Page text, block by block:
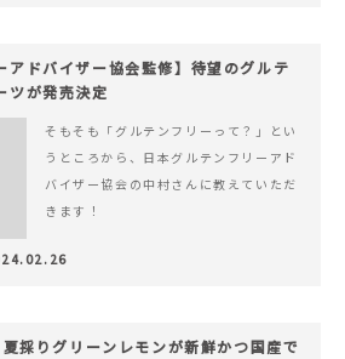
アドバイザー協会監修】待望のグルテ
ツが発売決定
そもそも「グルテンフリーって？」とい
うところから、日本グルテンフリーアド
バイザー協会の中村さんに教えていただ
きます！
採りグリーンレモンが新鮮かつ国産で